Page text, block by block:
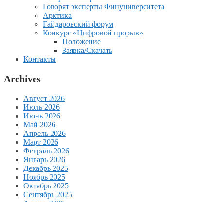
Говорят эксперты Финуниверситета
Арктика
Гайдаровский форум
Конкурс «Цифровой прорыв»
Положение
Заявка/Скачать
Контакты
Archives
Август 2026
Июль 2026
Июнь 2026
Май 2026
Апрель 2026
Март 2026
Февраль 2026
Январь 2026
Декабрь 2025
Ноябрь 2025
Октябрь 2025
Сентябрь 2025